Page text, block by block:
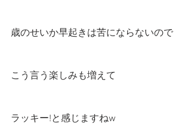
歳のせいか早起きは苦にならないので
こう言う楽しみも増えて
ラッキー!と感じますねw